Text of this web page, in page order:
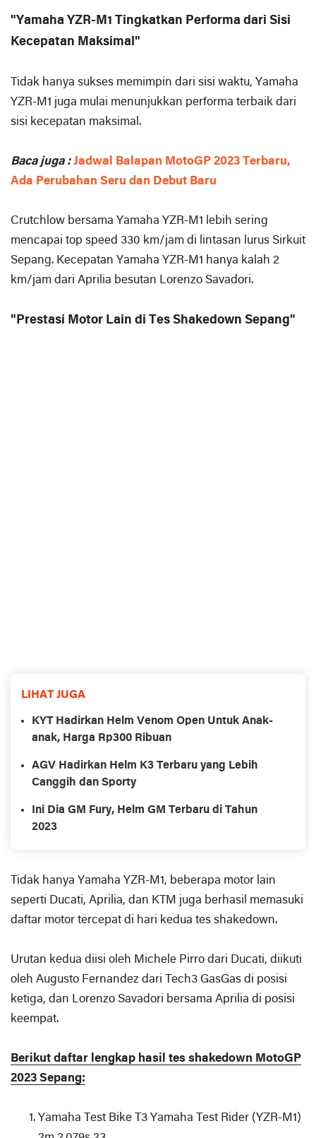
"Yamaha YZR-M1 Tingkatkan Performa dari Sisi
Kecepatan Maksimal"
Tidak hanya sukses memimpin dari sisi waktu, Yamaha
YZR-M1 juga mulai menunjukkan performa terbaik dari
sisi kecepatan maksimal.
Baca juga : Jadwal Balapan MotoGP 2023 Terbaru,
Ada Perubahan Seru dan Debut Baru
Crutchlow bersama Yamaha YZR-M1 lebih sering
mencapai top speed 330 km/jam di lintasan lurus Sirkuit
Sepang. Kecepatan Yamaha YZR-M1 hanya kalah 2
km/jam dari Aprilia besutan Lorenzo Savadori.
"Prestasi Motor Lain di Tes Shakedown Sepang"
LIHAT JUGA
KYT Hadirkan Helm Venom Open Untuk Anak-
anak, Harga Rp300 Ribuan
AGV Hadirkan Helm K3 Terbaru yang Lebih
Canggih dan Sporty
Ini Dia GM Fury, Helm GM Terbaru di Tahun
2023
Tidak hanya Yamaha YZR-M1, beberapa motor lain
seperti Ducati, Aprilia, dan KTM juga berhasil memasuki
daftar motor tercepat di hari kedua tes shakedown.
Urutan kedua diisi oleh Michele Pirro dari Ducati, diikuti
oleh Augusto Fernandez dari Tech3 GasGas di posisi
ketiga, dan Lorenzo Savadori bersama Aprilia di posisi
keempat.
Berikut daftar lengkap hasil tes shakedown MotoGP
2023 Sepang:
Yamaha Test Bike T3 Yamaha Test Rider (YZR-M1)